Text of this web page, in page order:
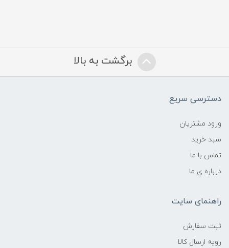
برگشت به بالا
دسترسی سریع
ورود مشتریان
سبد خرید
تماس با ما
درباره ی ما
راهنمای سایت
ثبت سفارش
رویه ارسال کالا